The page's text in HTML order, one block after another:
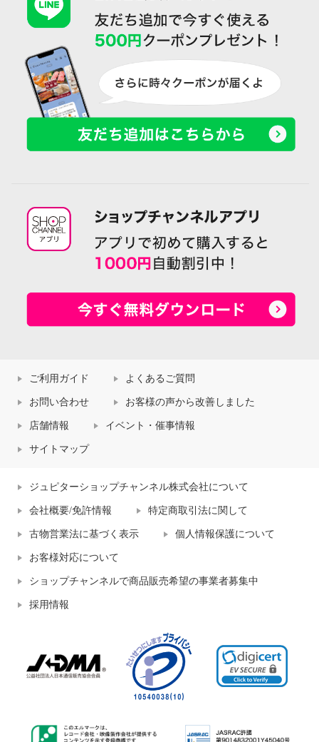
ご利用ガイド よくあるご質問
お問い合わせ お客様の声から改善しました
店舗情報 イベント・催事情報
サイトマップ
ジュピターショップチャンネル株式会社について
会社概要/免許情報 特定商取引法に関して
古物営業法に基づく表示 個人情報保護について
お客様対応について
ショップチャンネルで商品販売希望の事業者募集中
採用情報